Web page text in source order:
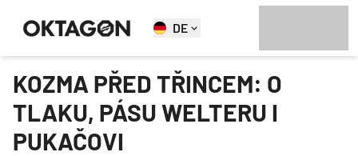
DE
KOZMA PŘED TŘINCEM: O
TLAKU, PÁSU WELTERU I
PUKAČOVI